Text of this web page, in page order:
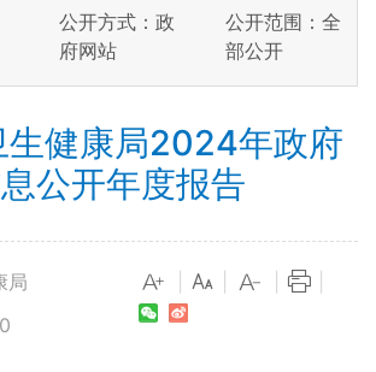
公开方式：政
府网站
公开范围：全
部公开
生健康局2024年政府
公开年度报告
局